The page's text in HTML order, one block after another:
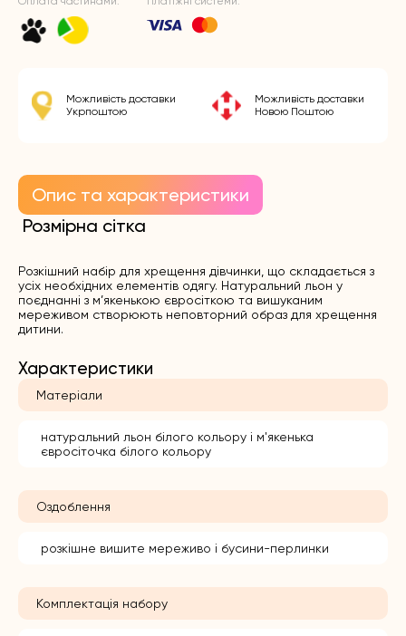
Можливість доставки
Укрпоштою
Можливість доставки
Новою Поштою
Опис та характеристики
Розмірна сітка
Розкішний набір для хрещення дівчинки, що складається з
усіх необхідних елементів одягу. Натуральний льон у
поєднанні з м’якенькою євросіткою та вишуканим
мереживом створюють неповторний образ для хрещення
дитини.
Характеристики
Матеріали
натуральний льон білого кольору і м'якенька
євросіточка білого кольору
Оздоблення
розкішне вишите мереживо і бусини-перлинки
Комплектація набору